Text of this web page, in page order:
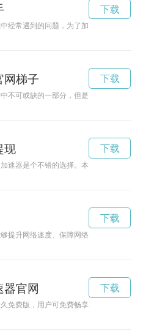
经常遇到的问题，为了加速突围，开发
下载
网梯子
不可或缺的一部分，但是有时候网速不
下载
现
速器是个不错的选择。本文将详细介绍
下载
提升网络速度、保障网络安全的工具，
下载
器官网
免费版，用户可免费畅享网络加速服务
下载